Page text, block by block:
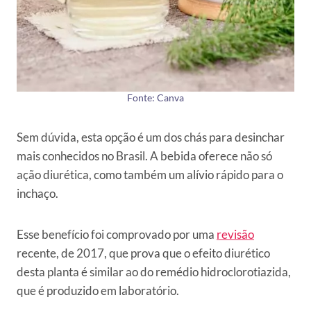
Fonte: Canva
Sem dúvida, esta opção é um dos chás para desinchar
mais conhecidos no Brasil. A bebida oferece não só
ação diurética, como também um alívio rápido para o
inchaço.
Esse benefício foi comprovado por uma revisão
recente, de 2017, que prova que o efeito diurético
desta planta é similar ao do remédio hidroclorotiazida,
que é produzido em laboratório.